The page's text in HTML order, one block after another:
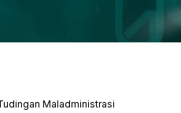
Maladministrasi